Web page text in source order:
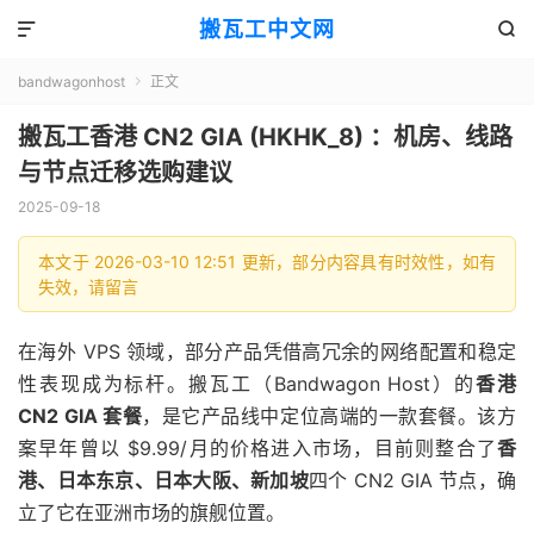
搬瓦工中文网 

bandwagonhost  正文
搬瓦工香港 CN2 GIA (HKHK_8) ：机房、线路
与节点迁移选购建议
2025-09-18
本文于 2026-03-10 12:51 更新，部分内容具有时效性，如有
失效，请留言
在海外 VPS 领域，部分产品凭借高冗余的网络配置和稳定
性表现成为标杆。搬瓦工（Bandwagon Host）的香港
CN2 GIA 套餐，是它产品线中定位高端的一款套餐。该方
案早年曾以 $9.99/月的价格进入市场，目前则整合了香
港、日本东京、日本大阪、新加坡四个 CN2 GIA 节点，确
立了它在亚洲市场的旗舰位置。